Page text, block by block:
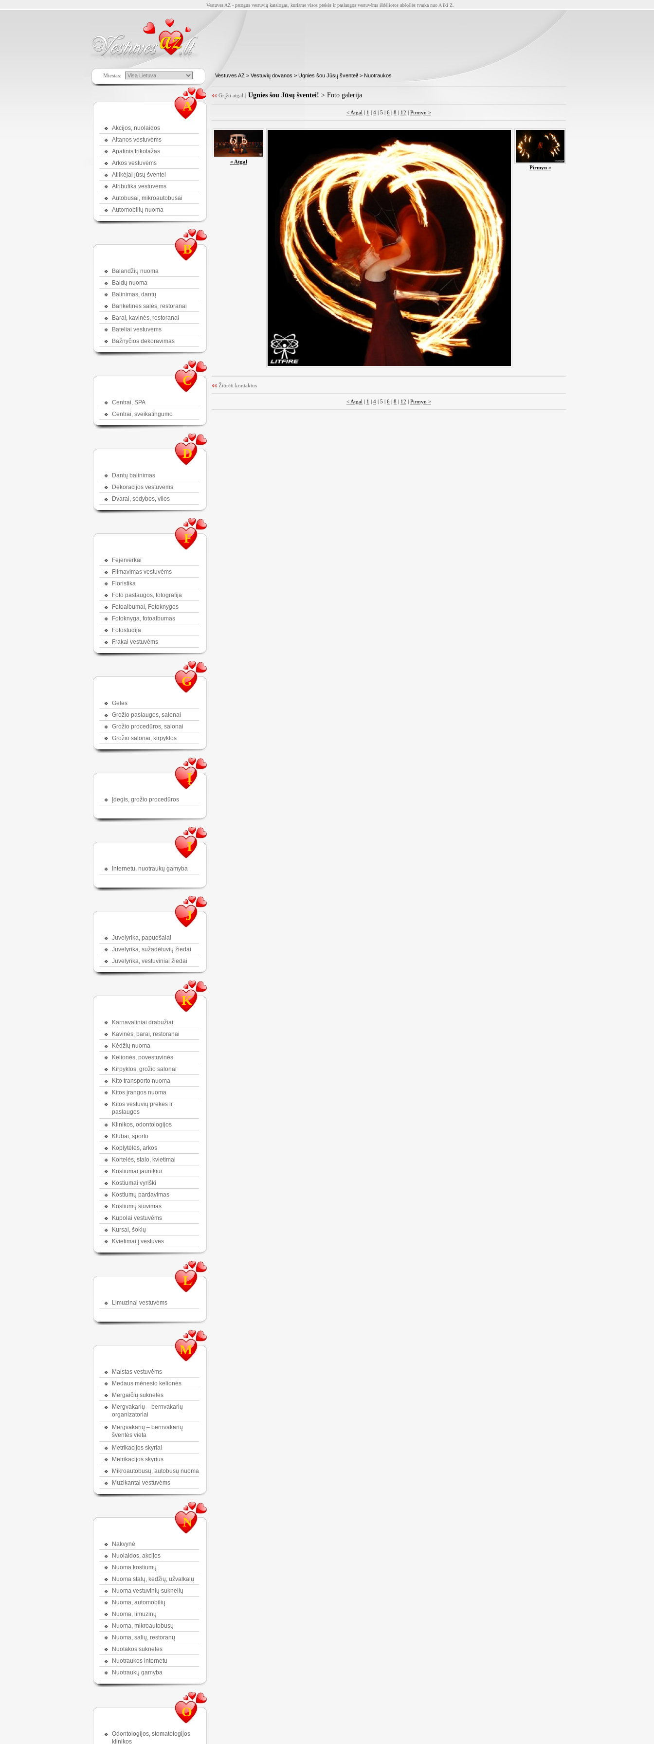
Vestuves AZ - patogus vestuvių katalogas, kuriame visos prekės ir paslaugos vestuvėms išdėliotos abėcėlės tvarka nuo A iki Z.
Miestas: Vestuves AZ > Vestuvių dovanos > Ugnies šou Jūsų šventei! > Nuotraukos
A
Akcijos, nuolaidos
Altanos vestuvėms
Apatinis trikotažas
Arkos vestuvėms
Atlikėjai jūsų šventei
Atributika vestuvėms
Autobusai, mikroautobusai
Automobilių nuoma
B
Balandžių nuoma
Baldų nuoma
Balinimas, dantų
Banketinės salės, restoranai
Barai, kavinės, restoranai
Bateliai vestuvėms
Bažnyčios dekoravimas
C
Centrai, SPA
Centrai, sveikatingumo
D
Dantų balinimas
Dekoracijos vestuvėms
Dvarai, sodybos, vilos
F
Fejerverkai
Filmavimas vestuvėms
Floristika
Foto paslaugos, fotografija
Fotoalbumai, Fotoknygos
Fotoknyga, fotoalbumas
Fotostudija
Frakai vestuvėms
G
Gėlės
Grožio paslaugos, salonai
Grožio procedūros, salonai
Grožio salonai, kirpyklos
Į
Įdegis, grožio procedūros
I
Internetu, nuotraukų gamyba
J
Juvelyrika, papuošalai
Juvelyrika, sužadėtuvių žiedai
Juvelyrika, vestuviniai žiedai
K
Karnavaliniai drabužiai
Kavinės, barai, restoranai
Kėdžių nuoma
Kelionės, povestuvinės
Kirpyklos, grožio salonai
Kito transporto nuoma
Kitos įrangos nuoma
Kitos vestuvių prekės ir
paslaugos
Klinikos, odontologijos
Klubai, sporto
Koplytėlės, arkos
Kortelės, stalo, kvietimai
Kostiumai jaunikiui
Kostiumai vyriški
Kostiumų pardavimas
Kostiumų siuvimas
Kupolai vestuvėms
Kursai, šokių
Kvietimai į vestuves
L
Limuzinai vestuvėms
M
Maistas vestuvėms
Medaus mėnesio kelionės
Mergaičių suknelės
Mergvakarių – bernvakarių
organizatoriai
Mergvakarių – bernvakarių
šventės vieta
Metrikacijos skyriai
Metrikacijos skyrius
Mikroautobusų, autobusų nuoma
Muzikantai vestuvėms
N
Nakvynė
Nuolaidos, akcijos
Nuoma kostiumų
Nuoma stalų, kėdžių, užvalkalų
Nuoma vestuvinių suknelių
Nuoma, automobilių
Nuoma, limuzinų
Nuoma, mikroautobusų
Nuoma, salių, restoranų
Nuotakos suknelės
Nuotraukos internetu
Nuotraukų gamyba
O
Odontologijos, stomatologijos
klinikos
Grįžti atgal | Ugnies šou Jūsų šventei! > Foto galerija
< Atgal | 1 | 4 | 5 | 6 | 8 | 12 | Pirmyn >
« Atgal
Pirmyn »
Žiūrėti kontaktus
< Atgal | 1 | 4 | 5 | 6 | 8 | 12 | Pirmyn >